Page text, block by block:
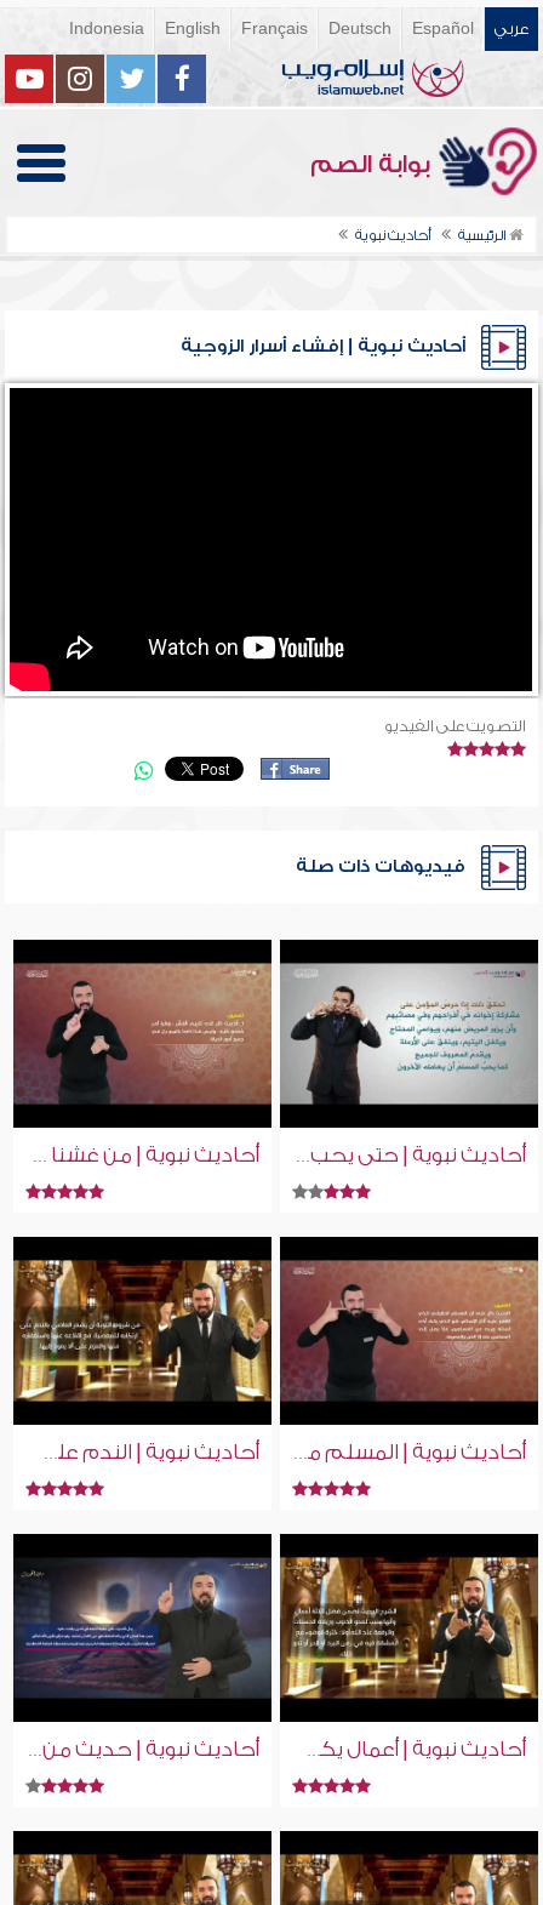
عربي Español
Deutsch
Français
English
Indonesia
بوابة الصم
الرئيسية أحاديث نبوية
أحاديث نبوية | إفشاء أسرار الزوجية
التصويت على الفيديو
فيديوهات ذات صلة
أحاديث نبوية | حتى يحب لاخيه ما يحب لنفسه | إسلام ويب | بلغة الإشارة أحاديث نبوية | من غشنا فليس منا | إسلام ويب | بلغة الإشارة
أحاديث نبوية | المسلم من سلم المسلمون منه | إسلام ويب | بلغة الإشارة أحاديث نبوية | الندم على ذنب علامة على صدق التوبة | إسلام ويب | للصم بلغة الإشارة
أحاديث نبوية | أعمال يكفر الله بها الذنوب | إسلام ويب | للصم بلغة الإشارة أحاديث نبوية | حديث من يرد الله به خيرا | إسلام ويب | للصم بلغة الإشارة